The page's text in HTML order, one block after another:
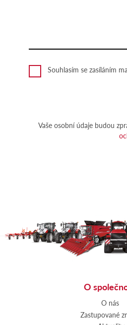
Souhlasím se zasíláním
Vaše osobní údaje budou
O
O nás
Zastupované